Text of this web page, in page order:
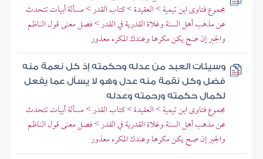
مجموع فتاوى ابن تيمية > العقيدة > كتاب القدر > مسألة أبيات تتحدث
عن مذهب أهل السنة وغلاة القدرية في القدر > فصل معنى قول الناظم
والجبر إن صح يكن مكرها وعندك المكره معذور
وسيئات العبد من عدله وحكمته إذ كل نعمة منه
فضل وكل نقمة منه عدل وهو لا يسأل عما يفعل
لكمال حكمته ورحمته وعدله
مجموع فتاوى ابن تيمية > العقيدة > كتاب القدر > مسألة أبيات تتحدث
عن مذهب أهل السنة وغلاة القدرية في القدر > فصل معنى قول الناظم
والجبر إن صح يكن مكرها وعندك المكره معذور